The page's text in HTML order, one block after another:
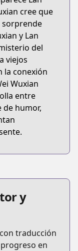
cree que
sorprende
y Lan
del
viejos
la conexión
Wuxian
entre
de humor,
y
traducción
en